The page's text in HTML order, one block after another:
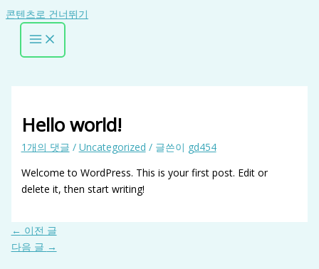
콘텐츠로 건너뛰기
Hello world!
1개의 댓글 / Uncategorized / 글쓴이 gd454
Welcome to WordPress. This is your first post. Edit or
delete it, then start writing!
← 이전 글
다음 글 →